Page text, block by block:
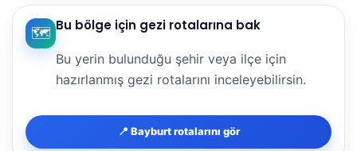
🗺️ Bu bölge için gezi rotalarına bak
Bu yerin bulunduğu şehir veya ilçe için
hazırlanmış gezi rotalarını inceleyebilirsin.
📍 Bayburt rotalarını gör